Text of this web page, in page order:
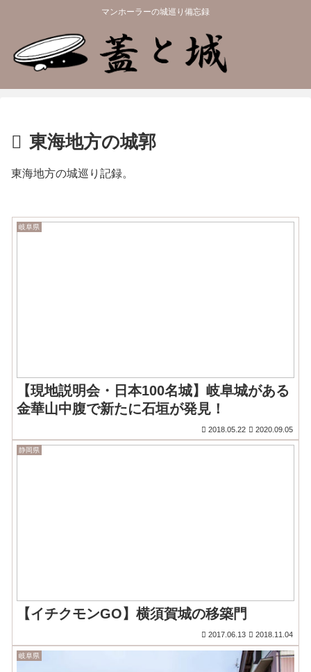
マンホーラーの城巡り備忘録
東海地方の城郭
東海地方の城巡り記録。
岐阜県
【現地説明会・日本100名城】岐阜城がある
金華山中腹で新たに石垣が発見！
2018.05.22 2020.09.05
静岡県
【イチクモンGO】横須賀城の移築門
2017.06.13 2018.11.04
岐阜県